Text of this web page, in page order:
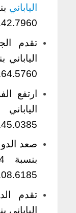
الياباني
تقدم
ارتفع
صعد
تقدم